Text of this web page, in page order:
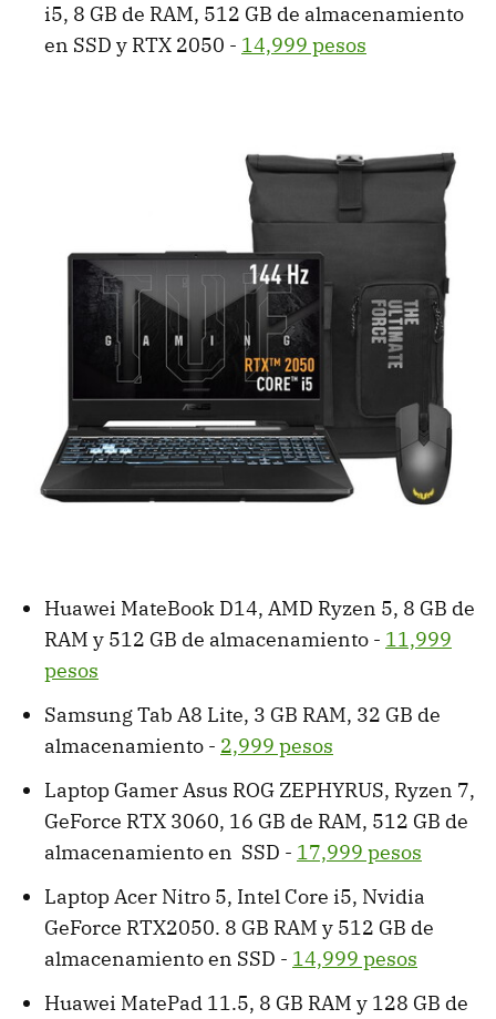
i5, 8 GB de RAM, 512 GB de almacenamiento
en SSD y RTX 2050 - 14,999 pesos
Huawei MateBook D14, AMD Ryzen 5, 8 GB de
RAM y 512 GB de almacenamiento - 11,999
pesos
Samsung Tab A8 Lite, 3 GB RAM, 32 GB de
almacenamiento - 2,999 pesos
Laptop Gamer Asus ROG ZEPHYRUS, Ryzen 7,
GeForce RTX 3060, 16 GB de RAM, 512 GB de
almacenamiento en SSD - 17,999 pesos
Laptop Acer Nitro 5, Intel Core i5, Nvidia
GeForce RTX2050. 8 GB RAM y 512 GB de
almacenamiento en SSD - 14,999 pesos
Huawei MatePad 11.5, 8 GB RAM y 128 GB de